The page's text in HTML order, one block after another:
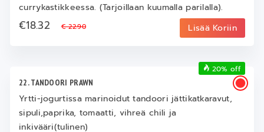
currykastikkeessa. (Tarjoillaan kuumalla parilalla).
€18.32€ 22.90 Lisää Koriin
22. TANDOORI PRAWN
Yrtti-jogurtissa marinoidut tandoori jättikatkaravut,
sipuli,paprika, tomaatti, vihreä chili ja
inkivääri(tulinen)
20% off